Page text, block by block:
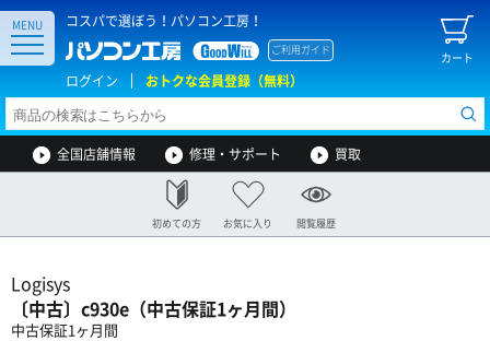
コスパで選ぼう！パソコン工房！
カート
ご利用ガイド
ログイン おトクな会員登録（無料）
MENU
全国店舗情報 修理・サポート 買取
初めての方 お気に入り 閲覧履歴
Logisys
〔中古〕c930e（中古保証1ヶ月間）
中古保証1ヶ月間